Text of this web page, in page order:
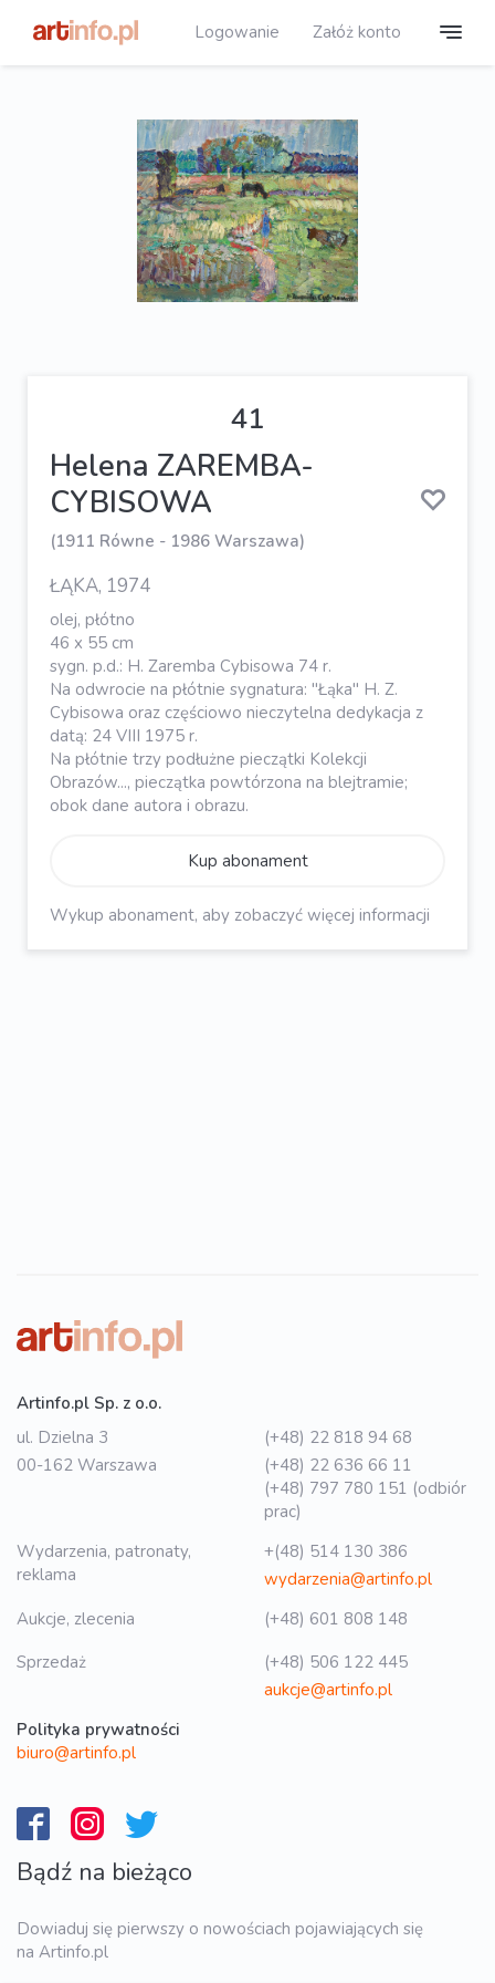
Logowanie Załóż konto
41
Helena ZAREMBA-
CYBISOWA
(1911 Równe - 1986 Warszawa)
ŁĄKA, 1974
olej, płótno
46 x 55 cm
sygn. p.d.: H. Zaremba Cybisowa 74 r.
Na odwrocie na płótnie sygnatura: "Łąka" H. Z.
Cybisowa oraz częściowo nieczytelna dedykacja z
datą: 24 VIII 1975 r.
Na płótnie trzy podłużne pieczątki Kolekcji
Obrazów..., pieczątka powtórzona na blejtramie;
obok dane autora i obrazu.
Kup abonament
Wykup abonament, aby zobaczyć więcej informacji
Artinfo.pl Sp. z o.o.
ul. Dzielna 3
00-162 Warszawa
(+48) 22 818 94 68
(+48) 22 636 66 11
(+48) 797 780 151 (odbiór
prac)
Wydarzenia, patronaty,
reklama
+(48) 514 130 386
wydarzenia@artinfo.pl
Aukcje, zlecenia
(+48) 601 808 148
Sprzedaż
(+48) 506 122 445
aukcje@artinfo.pl
Polityka prywatności
biuro@artinfo.pl
Bądź na bieżąco
Dowiaduj się pierwszy o nowościach pojawiających się
na Artinfo.pl